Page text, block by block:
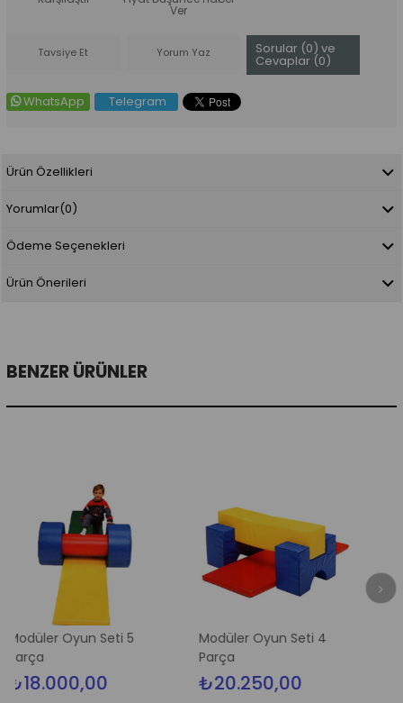
Ver
Tavsiye Et Yorum Yaz Sorular (0) ve
Cevaplar (0)
WhatsApp Telegram
Ürün Özellikleri
Yorumlar(0)
Ödeme Seçenekleri
Ürün Önerileri
BENZER ÜRÜNLER
Oyun Seti 5
Modüler Oyun Seti 4
₺20.250,00